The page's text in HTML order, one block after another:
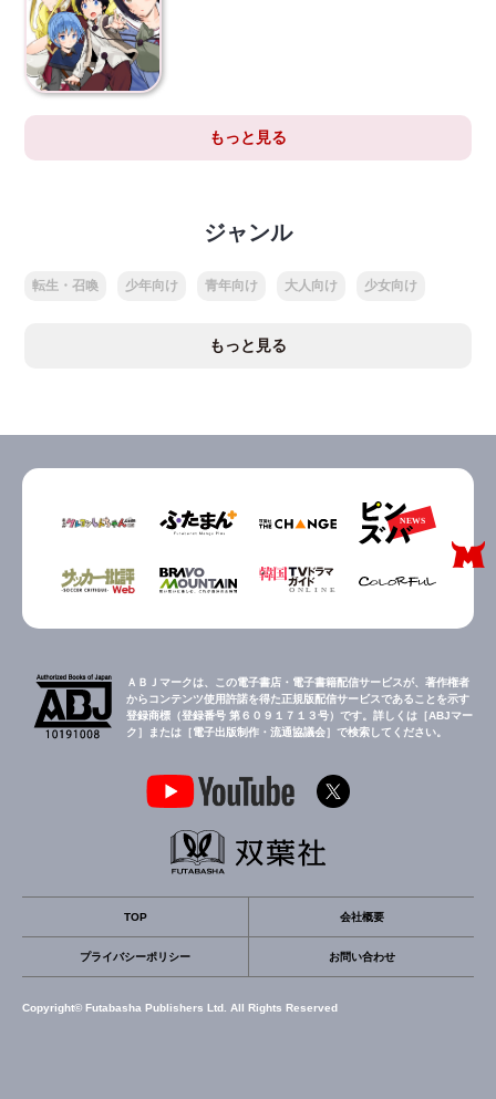
もっと見る
ジャンル
転生・召喚 少年向け 青年向け 大人向け 少女向け
もっと見る
ＡＢＪマークは、この電子書店・電子書籍配信サービスが、著作権者
からコンテンツ使用許諾を得た正規版配信サービスであることを示す
登録商標（登録番号 第６０９１７１３号）です。詳しくは［ABJマー
ク］または［電子出版制作・流通協議会］で検索してください。
TOP 会社概要
プライバシーポリシー お問い合わせ
Copyright© Futabasha Publishers Ltd. All Rights Reserved